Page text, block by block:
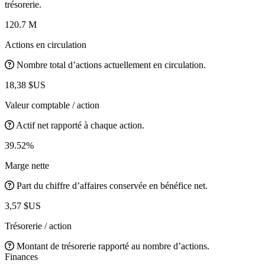
trésorerie.
120.7 M
Actions en circulation
Nombre total d’actions actuellement en circulation.
18,38 $US
Valeur comptable / action
Actif net rapporté à chaque action.
39.52%
Marge nette
Part du chiffre d’affaires conservée en bénéfice net.
3,57 $US
Trésorerie / action
Montant de trésorerie rapporté au nombre d’actions.
Finances